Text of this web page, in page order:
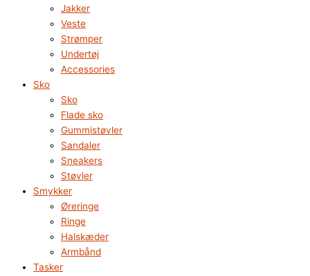
Jakker
Veste
Strømper
Undertøj
Accessories
Sko
Sko
Flade sko
Gummistøvler
Sandaler
Sneakers
Støvler
Smykker
Øreringe
Ringe
Halskæder
Armbånd
Tasker